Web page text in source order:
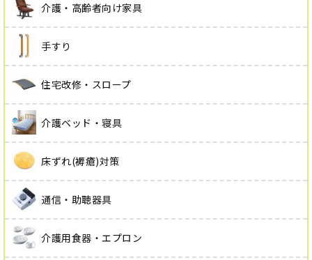
介護・高齢者向け家具
手すり
住宅改修・スロープ
介護ベッド・寝具
床ずれ(褥瘡)対策
通信・助聴器具
介護用食器・エプロン